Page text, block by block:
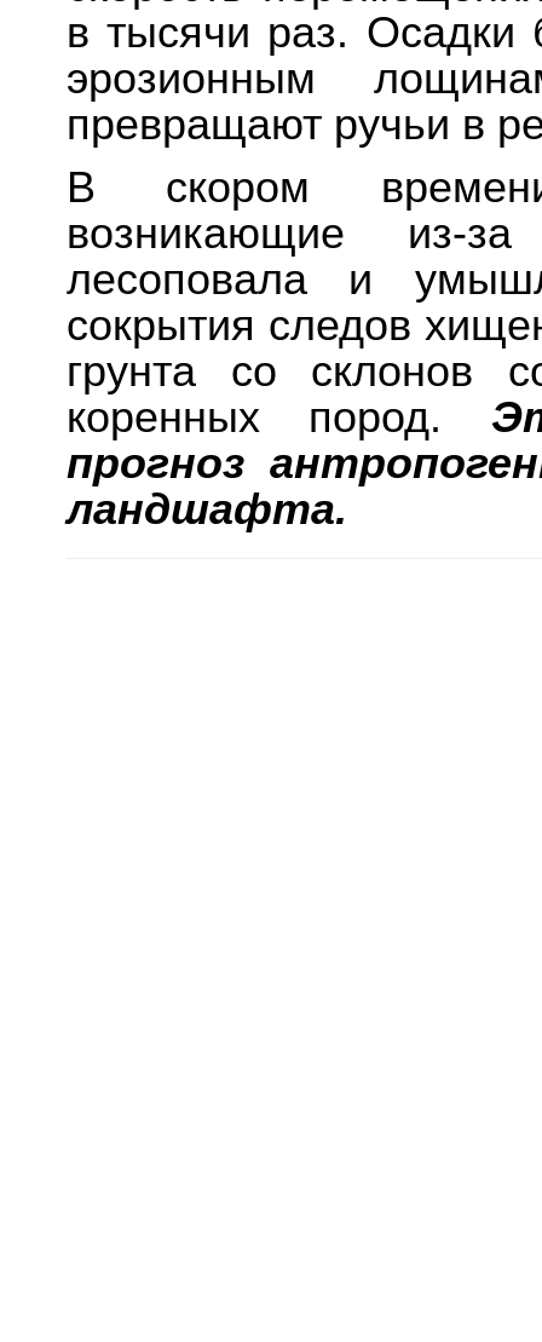
в тысячи раз. Осадки
эрозионным
превращают ручьи в
В скором
возникающие из-за
лесоповала и
сокрытия следов
грунта со склонов
коренных пород.
прогноз
ландшафта.